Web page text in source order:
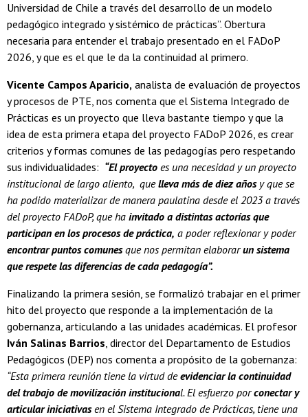
Universidad de Chile a través del desarrollo de un modelo
pedagógico integrado y sistémico de prácticas”. Obertura
necesaria para entender el trabajo presentado en el FADoP
2026, y que es el que le da la continuidad al primero.
Vicente Campos Aparicio, analista de evaluación de proyectos
y procesos de PTE, nos comenta que el Sistema Integrado de
Prácticas es un proyecto que lleva bastante tiempo y que la
idea de esta primera etapa del proyecto FADoP 2026, es crear
criterios y formas comunes de las pedagogías pero respetando
sus individualidades: “El proyecto es una necesidad y un proyecto
institucional de largo aliento, quelleva más de diez añosy que se
ha podido materializar de manera paulatina desde el 2023 a través
del proyecto FADoP, que ha invitado a distintas actorías que
participan en los procesos de práctica, a poder reflexionar y poder
encontrar puntos comunesque nos permitan elaborarun sistema
que respete las diferencias de cada pedagogía”.
Finalizando la primera sesión, se formalizó trabajar en el primer
hito del proyecto que responde a la implementación de la
gobernanza, articulando a las unidades académicas. El profesor
Iván Salinas Barrios, director del Departamento de Estudios
Pedagógicos (DEP) nos comenta a propósito de la gobernanza:
“Esta primera reunión tiene la virtud deevidenciar la continuidad
del trabajo de movilización institucional. El esfuerzo porconectar y
articular iniciativasen el Sistema Integrado de Prácticas, tiene una